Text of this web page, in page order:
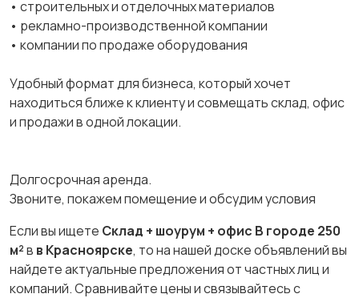
• строительных и отделочных материалов
• рекламно-производственной компании
• компании по продаже оборудования
Удобный формат для бизнеса, который хочет
находиться ближе к клиенту и совмещать склад, офис
и продажи в одной локации.
Долгосрочная аренда.
Звоните, покажем помещение и обсудим условия
Если вы ищете Склад + шоурум + офис В городе 250
м²в в Красноярске, то на нашей доске объявлений вы
найдете актуальные предложения от частных лиц и
компаний. Сравнивайте цены и связывайтесь с